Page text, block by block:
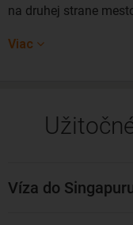
na druhej strane
Singapur možno
na svete, ktoré v 70.
Viac
Víza do